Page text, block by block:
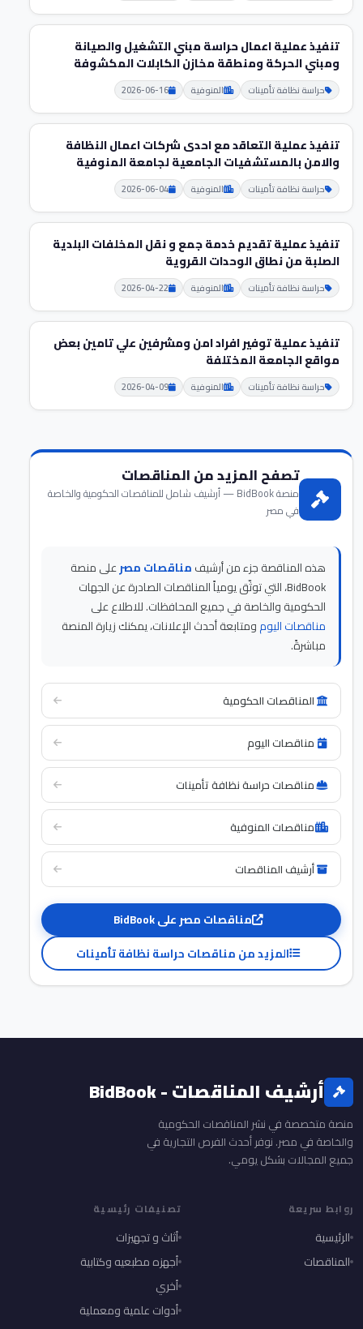
تنفيذ عملية اعمال حراسة مبني التشغيل والصيانة
ومبني الحركة ومنطقة مخازن الكابلات المكشوفة
حراسة نظافة تأمينات المنوفية 2026-06-16
تنفيذ عملية التعاقد مع احدى شركات اعمال النظافة
والامن بالمستشفيات الجامعية لجامعة المنوفية
حراسة نظافة تأمينات المنوفية 2026-06-04
تنفيذ عملية تقديم خدمة جمع و نقل المخلفات البلدية
الصلبة من نطاق الوحدات القروية
حراسة نظافة تأمينات المنوفية 2026-04-22
تنفيذ عملية توفير افراد امن ومشرفين علي تامين بعض
مواقع الجامعة المختلفة
حراسة نظافة تأمينات المنوفية 2026-04-09
تصفح المزيد من المناقصات
منصة BidBook — أرشيف شامل للمناقصات الحكومية والخاصة
في مصر
هذه المناقصة جزء من أرشيفمناقصات مصرعلى منصة
BidBook، التي توثّق يومياً المناقصات الصادرة عن الجهات
الحكومية والخاصة في جميع المحافظات. للاطلاع على
مناقصات اليومومتابعة أحدث الإعلانات، يمكنك زيارة المنصة
مباشرةً.
المناقصات الحكومية
مناقصات اليوم
مناقصات حراسة نظافة تأمينات
مناقصات المنوفية
أرشيف المناقصات
مناقصات مصر على BidBook
المزيد من مناقصات حراسة نظافة تأمينات
أرشيف المناقصات - BidBook
منصة متخصصة في نشر المناقصات الحكومية
والخاصة في مصر. نوفر أحدث الفرص التجارية في
جميع المجالات بشكل يومي.
روابط سريعة
الرئيسية
المناقصات
تصنيفات رئيسية
أثاث و تجهيزات
أجهزه مطبعيه وكتابية
أخري
أدوات علمية ومعملية